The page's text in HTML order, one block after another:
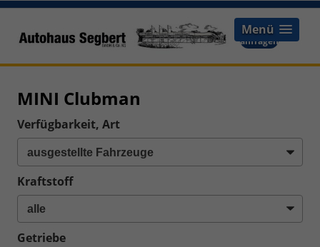
Menü
Termin-
anfragen
MINI Clubman
Verfügbarkeit, Art
Kraftstoff
Getriebe